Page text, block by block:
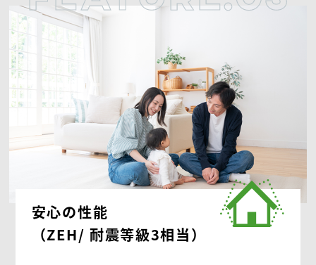
安心の性能
（ZEH/ 耐震等級3相当）